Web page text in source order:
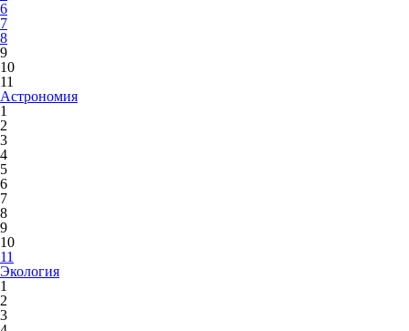
6
7
8
9
10
11
Астрономия
1
2
3
4
5
6
7
8
9
10
11
Экология
1
2
3